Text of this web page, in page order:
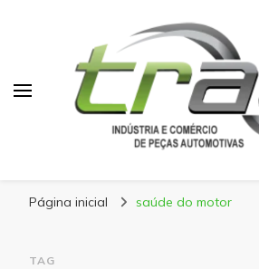
Página inicial saúde do motor
TAG